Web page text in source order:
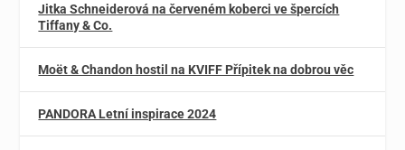
Jitka Schneiderová na červeném koberci ve špercích
Tiffany & Co.
Moët & Chandon hostil na KVIFF Přípitek na dobrou věc
PANDORA Letní inspirace 2024